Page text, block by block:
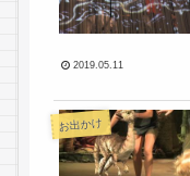
2019.05.11
お出かけ